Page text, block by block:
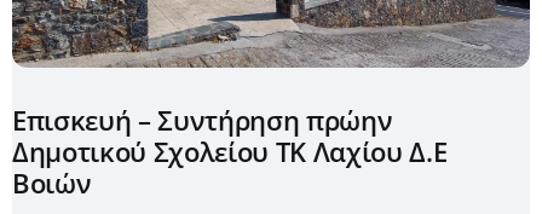
Επισκευή – Συντήρηση πρώην
Δημοτικού Σχολείου ΤΚ Λαχίου Δ.Ε
Βοιών